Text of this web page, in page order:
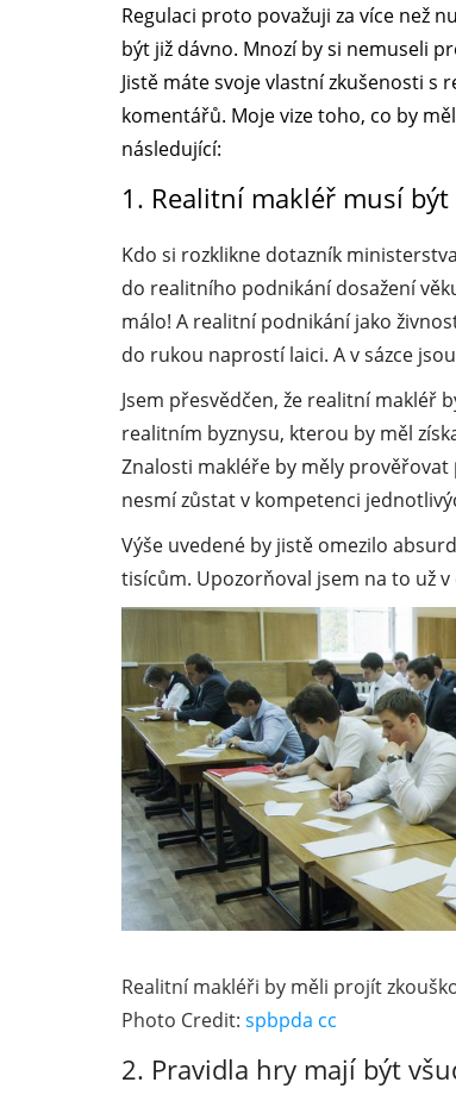
Regulaci proto považuji za více než
být již dávno. Mnozí by si nemuseli
Jistě máte svoje vlastní zkušenosti
komentářů. Moje vize toho, co by
následující:
1. Realitní makléř musí
Kdo si rozklikne dotazník
do realitního podnikání dosažení
málo! A realitní podnikání jako
do rukou naprostí laici. A v sázce
Jsem přesvědčen, že realitní makléř
realitním byznysu, kterou by měl
Znalosti makléře by měly prověřovat
nesmí zůstat v kompetenci
Výše uvedené by jistě omezilo
tisícům. Upozorňoval jsem na to už v
Realitní makléři by měli projít
Photo Credit: spbpda cc
2. Pravidla hry mají být